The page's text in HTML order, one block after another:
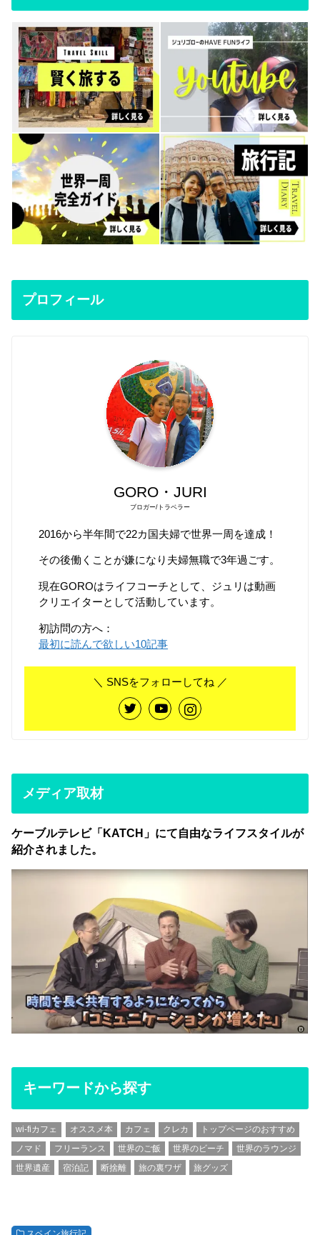
プロフィール
GORO・JURI
ブロガー/トラベラー
2016から半年間で22カ国夫婦で世界一周を達成！
その後働くことが嫌になり夫婦無職で3年過ごす。
現在GOROはライフコーチとして、ジュリは動画
クリエイターとして活動しています。
初訪問の方へ：
最初に読んで欲しい10記事
＼ SNSをフォローしてね ／
メディア取材
ケーブルテレビ「KATCH」にて自由なライフスタイルが
紹介されました。
キーワードから探す
wi-fiカフェ オススメ本 カフェ クレカ
トップページのおすすめ
ノマド
フリーランス 世界のご飯 世界のビーチ
世界のラウンジ
世界遺産
宿泊記 断捨離 旅の裏ワザ 旅グッズ